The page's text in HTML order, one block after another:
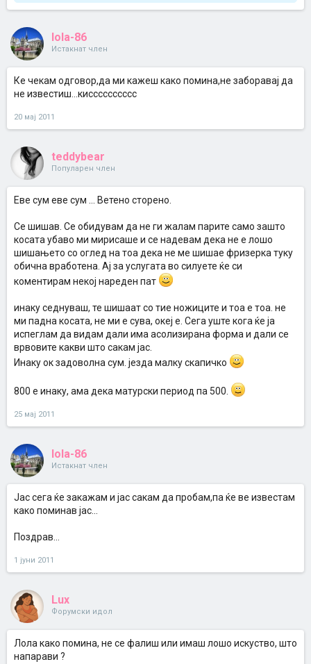
lola-86
Истакнат член
Ке чекам одговор,да ми кажеш како помина,не заборавај да
не известиш...кисссссссссс
20 мај 2011
teddybear
Популарен член
Еве сум еве сум ... Ветено сторено.
Се шишав. Се обидувам да не ги жалам парите само зашто
косата убаво ми мирисаше и се надевам дека не е лошо
шишањето со оглед на тоа дека не ме шишае фризерка туку
обична вработена. Ај за услугата во силуете ќе си
коментирам некој нареден пат
инаку седнуваш, те шишаат со тие ножиците и тоа е тоа. не
ми падна косата, не ми е сува, океј е. Сега уште кога ќе ја
испеглам да видам дали има асолизирана форма и дали се
врвовите какви што сакам јас.
Инаку ок задоволна сум. језда малку скапичко
800 е инаку, ама дека матурски период па 500.
25 мај 2011
lola-86
Истакнат член
Јас сега ќе закажам и јас сакам да пробам,па ќе ве известам
како поминав јас...
Поздрав...
1 јуни 2011
Lux
Форумски идол
Лола како помина, не се фалиш или имаш лошо искуство, што
напарави ?